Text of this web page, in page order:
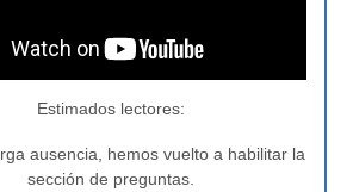
Estimados lectores:
ausencia, hemos vuelto a habilitar la
sección de preguntas.